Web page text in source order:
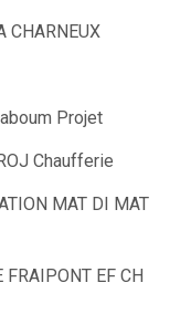
CHARNEUX
Projet
Chaufferie
MAT DI MAT
EF CH